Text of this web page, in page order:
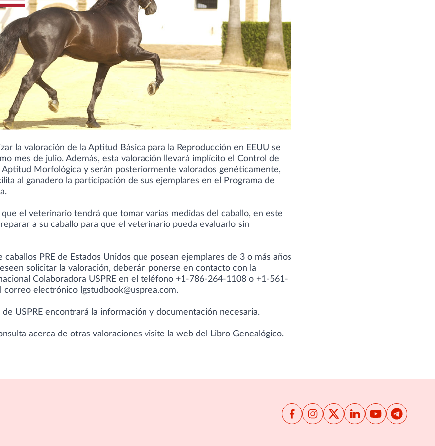
la valoración de la Aptitud Básica para la Reproducción en EEUU se
mes de julio. Además, esta valoración llevará implícito el Control de
Aptitud Morfológica y serán posteriormente valorados genéticamente,
al ganadero la participación de sus ejemplares en el Programa de
que el veterinario tendrá que tomar varias medidas del caballo, en este
a su caballo para que el veterinario pueda evaluarlo sin
caballos PRE de Estados Unidos que posean ejemplares de 3 o más años
solicitar la valoración, deberán ponerse en contacto con la
Colaboradora USPRE en el teléfono +1-786-264-1108 o +1-561-
correo electrónico lgstudbook@usprea.com.
de USPRE encontrará la información y documentación necesaria.
acerca de otras valoraciones visite la web del Libro Genealógico.